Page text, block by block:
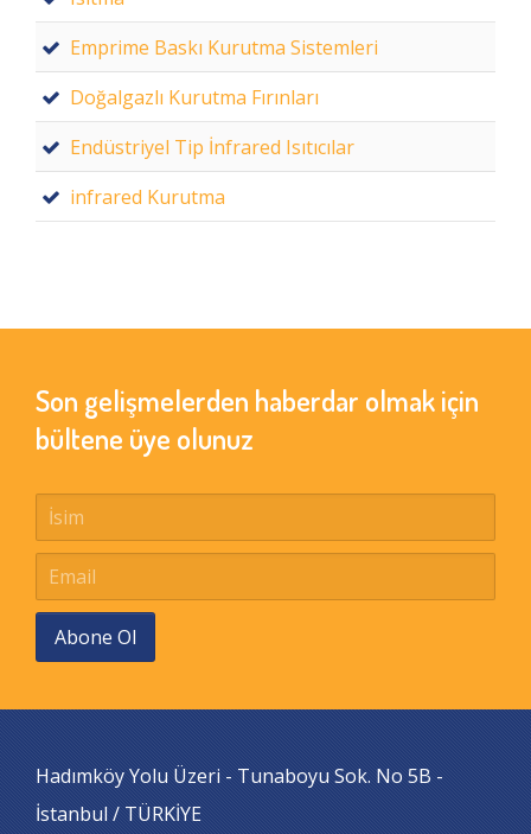
Emprime Baskı Kurutma Sistemleri
Doğalgazlı Kurutma Fırınları
Endüstriyel Tip İnfrared Isıtıcılar
infrared Kurutma
Son gelişmelerden haberdar olmak için
bültene üye olunuz
Abone Ol
Hadımköy Yolu Üzeri - Tunaboyu Sok. No 5B -
İstanbul / TÜRKİYE